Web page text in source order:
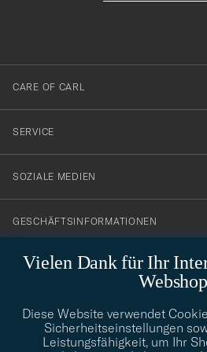
Vielen Dank für Ihr
Diese Website verwendet
Sicherheitseinstellungen
Leistungsfähigkeit, um Ihr
dig
till
vårt
nyhetsbrev!
CARE OF CARL
SERVICE
SOZIALE MEDIEN
GESCHÄFTSINFORMATIONEN
Benötigen Sie Hilfe bei der Suche
Wenden Sie sich an uns, wir helfen